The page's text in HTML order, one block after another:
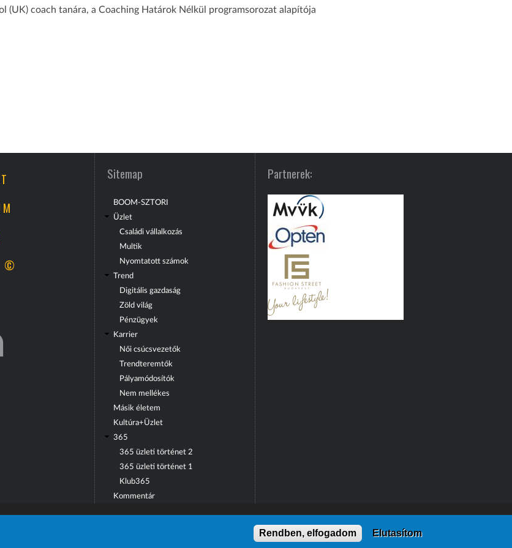
(UK) coach tanára, a Coaching Határok Nélkül programsorozat alapítója
©
Sitemap
BOOM-SZTORI
Üzlet
Családi vállalkozás
Multik
Nyomtatott számok
Trend
Digitális gazdaság
Zöld világ
Pénzügyek
Karrier
Női csúcsvezetők
Trendteremtők
Pályamódosítók
Nem mellékes
Másik életem
Kultúra+Üzlet
365
365 üzleti történet 2
365 üzleti történet 1
Klub365
Kommentár
Partnerek:
VISSZA A TETEJÉRE
Rendben, elfogadom Elutasítom